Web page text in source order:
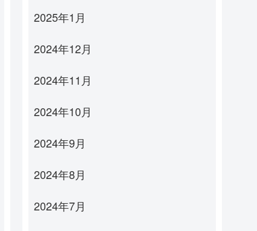
2025年1月
2024年12月
2024年11月
2024年10月
2024年9月
2024年8月
2024年7月